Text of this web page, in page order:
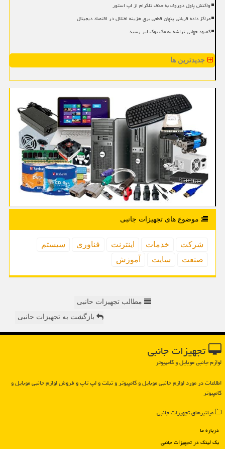
واکنش پاول دوروف به حذف تلگرام از اپ استور
مراکز داده قربانی پنهان قطعی برق هزینه اختلال در اقتصاد دیجیتال
کمبود جهانی تراشه به مک بوک ایر رسید
جدیدترین ها
موضوع های تجهیزات جانبی
شركت خدمات اینترنت فناوری
سیستم
صنعت
سایت آموزش
مطالب تجهیزات حانبی
بازگشت به تجهیزات حانبی
تجهیزات جانبی
لوازم جانبی موبایل و کامپیوتر
اطلاعات در مورد لوازم جانبی موبایل و كامپیوتر و تبلت و لپ تاپ و فروش لوازم جانبی موبایل و
كامپیوتر
میانبرهای تجهیزات جانبی
درباره ما
بک لینک در تجهیزات جانبی